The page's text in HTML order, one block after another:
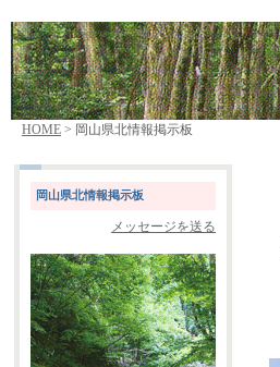
HOME > 岡山県北情報掲示板
岡山県北情報掲示板
メッセージを送る